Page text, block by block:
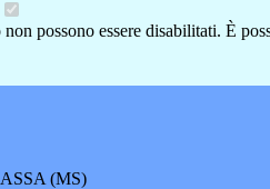
possono essere disabilitati. È
(MS)